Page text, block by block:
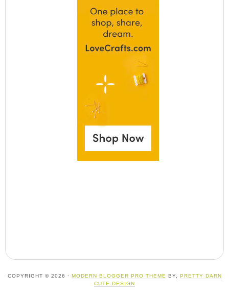
COPYRIGHT © 2026 · MODERN BLOGGER PRO THEME BY, PRETTY DARN
CUTE DESIGN